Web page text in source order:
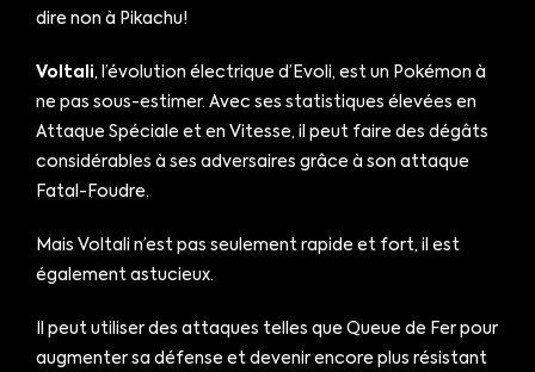
dire non à Pikachu!
Voltali, l’évolution électrique d’Evoli, est un Pokémon à
ne pas sous-estimer. Avec ses statistiques élevées en
Attaque Spéciale et en Vitesse, il peut faire des dégâts
considérables à ses adversaires grâce à son attaque
Fatal-Foudre.
Mais Voltali n’est pas seulement rapide et fort, il est
également astucieux.
Il peut utiliser des attaques telles que Queue de Fer pour
augmenter sa défense et devenir encore plus résistant